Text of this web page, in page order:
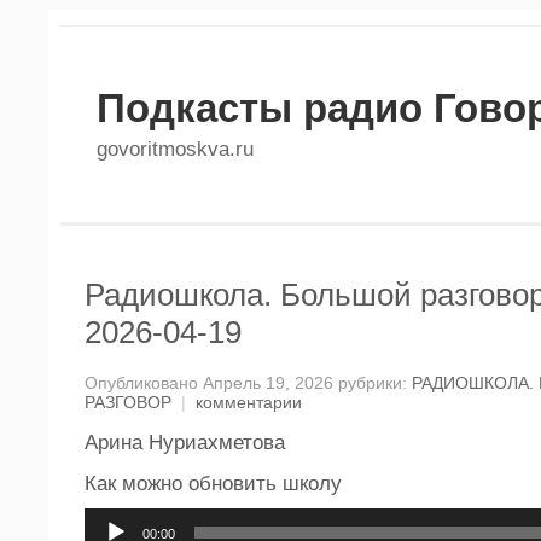
Подкасты радио
govoritmoskva.ru
Радиошкола. Большой
2026-04-19
Опубликовано Апрель 19, 2026 рубрики:
РАЗГОВОР | комментарии
Арина Нуриахметова
Как можно обновить школу
00:00